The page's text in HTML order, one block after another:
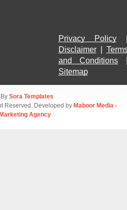
Privacy Policy
Disclaimer |
and Conditions
Sitemap
Sora Templates
Reserved. Developed by Maboor Media -
Agency